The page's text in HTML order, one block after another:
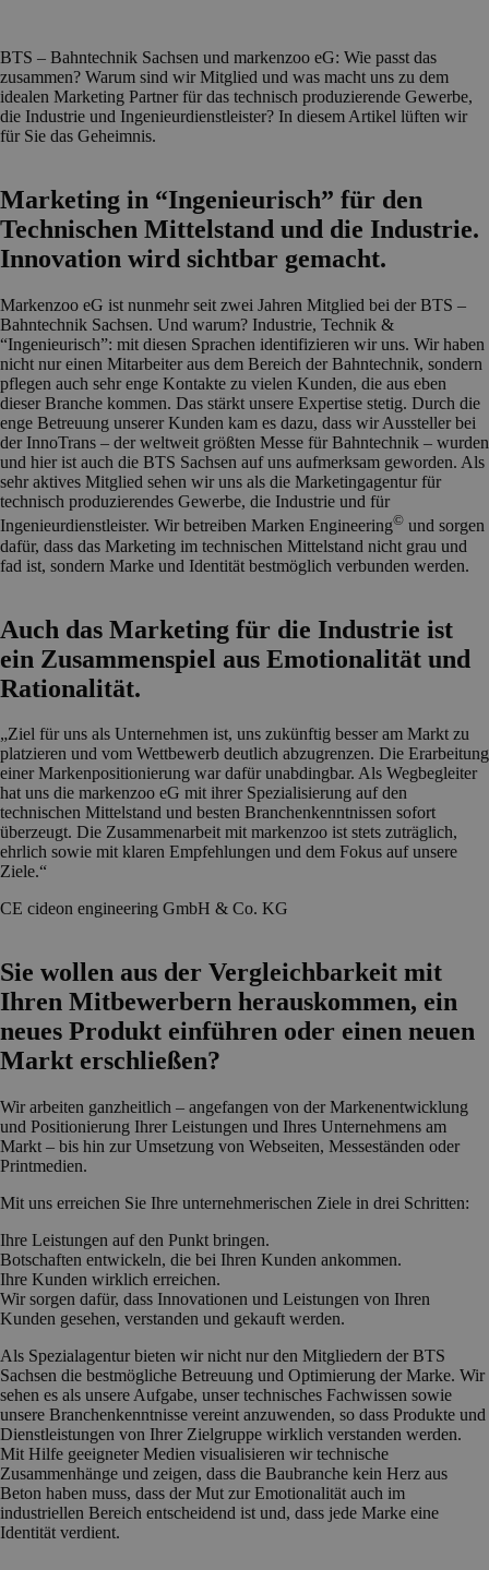
BTS – Bahntechnik Sachsen und markenzoo eG: Wie passt das
zusammen? Warum sind wir Mitglied und was macht uns zu dem
idealen Marketing Partner für das technisch produzierende Gewerbe,
die Industrie und Ingenieurdienstleister? In diesem Artikel lüften wir
für Sie das Geheimnis.
Marketing in “Ingenieurisch” für den
Technischen Mittelstand und die Industrie.
Innovation wird sichtbar gemacht.
Markenzoo eG ist nunmehr seit zwei Jahren Mitglied bei der BTS –
Bahntechnik Sachsen. Und warum? Industrie, Technik &
“Ingenieurisch”: mit diesen Sprachen identifizieren wir uns. Wir haben
nicht nur einen Mitarbeiter aus dem Bereich der Bahntechnik, sondern
pflegen auch sehr enge Kontakte zu vielen Kunden, die aus eben
dieser Branche kommen. Das stärkt unsere Expertise stetig. Durch die
enge Betreuung unserer Kunden kam es dazu, dass wir Aussteller bei
der InnoTrans – der weltweit größten Messe für Bahntechnik – wurden
und hier ist auch die BTS Sachsen auf uns aufmerksam geworden. Als
sehr aktives Mitglied sehen wir uns als die Marketingagentur für
technisch produzierendes Gewerbe, die Industrie und für
Ingenieurdienstleister. Wir betreiben Marken Engineering© und sorgen
dafür, dass das Marketing im technischen Mittelstand nicht grau und
fad ist, sondern Marke und Identität bestmöglich verbunden werden.
Auch das Marketing für die Industrie ist
ein Zusammenspiel aus Emotionalität und
Rationalität.
„Ziel für uns als Unternehmen ist, uns zukünftig besser am Markt zu
platzieren und vom Wettbewerb deutlich abzugrenzen. Die Erarbeitung
einer Markenpositionierung war dafür unabdingbar. Als Wegbegleiter
hat uns die markenzoo eG mit ihrer Spezialisierung auf den
technischen Mittelstand und besten Branchenkenntnissen sofort
überzeugt. Die Zusammenarbeit mit markenzoo ist stets zuträglich,
ehrlich sowie mit klaren Empfehlungen und dem Fokus auf unsere
Ziele.“
CE cideon engineering GmbH & Co. KG
Sie wollen aus der Vergleichbarkeit mit
Ihren Mitbewerbern herauskommen, ein
neues Produkt einführen oder einen neuen
Markt erschließen?
Wir arbeiten ganzheitlich – angefangen von der Markenentwicklung
und Positionierung Ihrer Leistungen und Ihres Unternehmens am
Markt – bis hin zur Umsetzung von Webseiten, Messeständen oder
Printmedien.
Mit uns erreichen Sie Ihre unternehmerischen Ziele in drei Schritten:
Ihre Leistungen auf den Punkt bringen.
Botschaften entwickeln, die bei Ihren Kunden ankommen.
Ihre Kunden wirklich erreichen.
Wir sorgen dafür, dass Innovationen und Leistungen von Ihren
Kunden gesehen, verstanden und gekauft werden.
Als Spezialagentur bieten wir nicht nur den Mitgliedern der BTS
Sachsen die bestmögliche Betreuung und Optimierung der Marke. Wir
sehen es als unsere Aufgabe, unser technisches Fachwissen sowie
unsere Branchenkenntnisse vereint anzuwenden, so dass Produkte und
Dienstleistungen von Ihrer Zielgruppe wirklich verstanden werden.
Mit Hilfe geeigneter Medien visualisieren wir technische
Zusammenhänge und zeigen, dass die Baubranche kein Herz aus
Beton haben muss, dass der Mut zur Emotionalität auch im
industriellen Bereich entscheidend ist und, dass jede Marke eine
Identität verdient.